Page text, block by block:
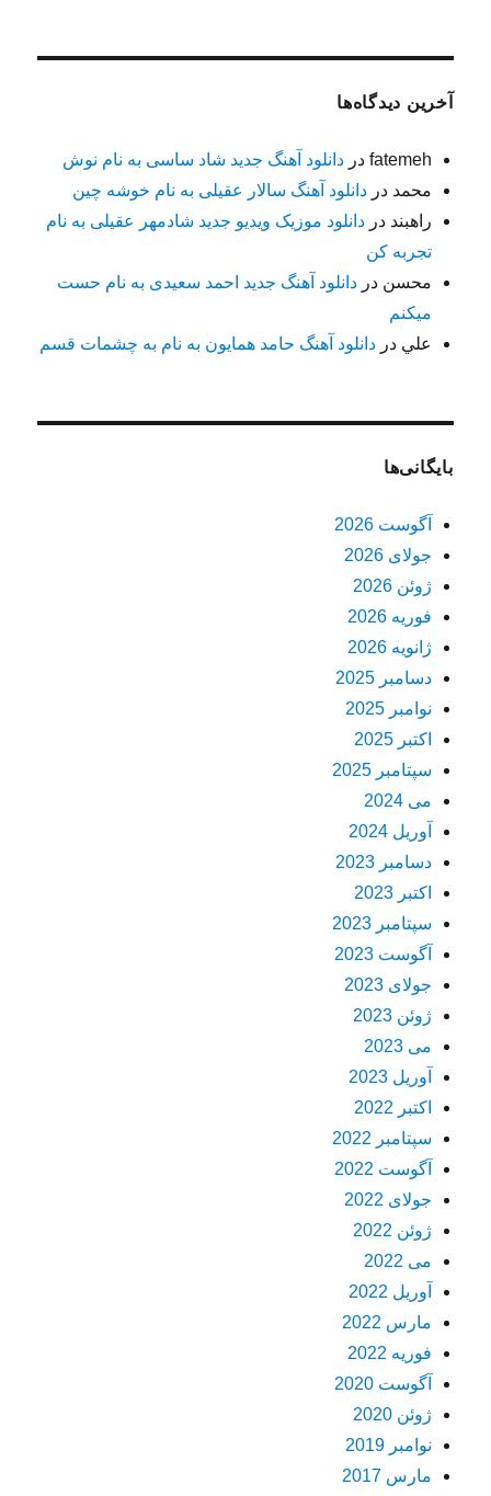
آخرین دیدگاه‌ها
fatemeh دردانلود آهنگ جدید شاد ساسی به نام نوش
محمد دردانلود آهنگ سالار عقیلی به نام خوشه چین
راهبند دردانلود موزیک ویدیو جدید شادمهر عقیلی به نام
تجربه کن
محسن دردانلود آهنگ جدید احمد سعیدی به نام حست
میکنم
علي دردانلود آهنگ حامد همایون به نام به چشمات قسم
بایگانی‌ها
آگوست 2026
جولای 2026
ژوئن 2026
فوریه 2026
ژانویه 2026
دسامبر 2025
نوامبر 2025
اکتبر 2025
سپتامبر 2025
می 2024
آوریل 2024
دسامبر 2023
اکتبر 2023
سپتامبر 2023
آگوست 2023
جولای 2023
ژوئن 2023
می 2023
آوریل 2023
اکتبر 2022
سپتامبر 2022
آگوست 2022
جولای 2022
ژوئن 2022
می 2022
آوریل 2022
مارس 2022
فوریه 2022
آگوست 2020
ژوئن 2020
نوامبر 2019
مارس 2017